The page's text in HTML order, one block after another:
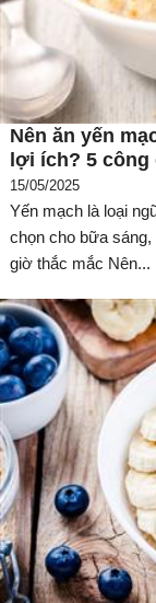
Nên ăn yến
lợi ích? 5
15/05/2025
Yến mạch là loại
chọn cho bữa
giờ thắc mắc Nên...